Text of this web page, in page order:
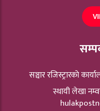
सञ्चार रजिस्ट्रारकाे
स्थायी लेखा